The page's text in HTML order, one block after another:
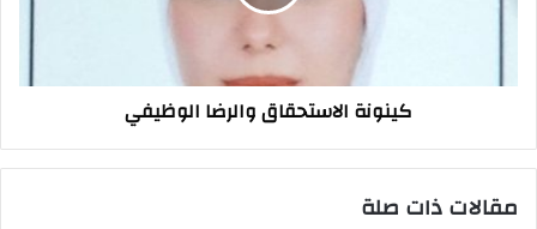
كينونة الاستحقاق والرضا الوظيفي
مقالات ذات صلة